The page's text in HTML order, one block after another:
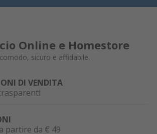
Online e Homestore
comodo, sicuro e affidabile.
DI VENDITA
partire da € 49